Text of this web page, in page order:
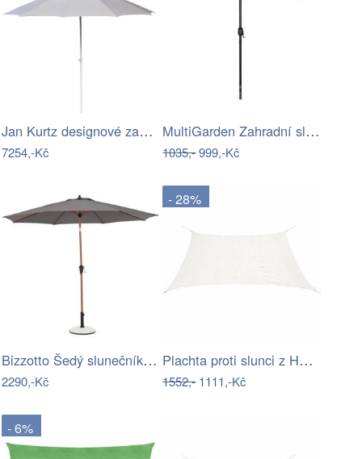
Jan Kurtz designové zahradní slunečníky…
7254,-Kč
MultiGarden Zahradní slunečník Kosy…
1035,-999,-Kč
Bizzotto Šedý slunečník Palinuro 300 cm
2290,-Kč
- 28%
Plachta proti slunci z HDPE čtvercová 3…
1552,-1111,-Kč
- 6%